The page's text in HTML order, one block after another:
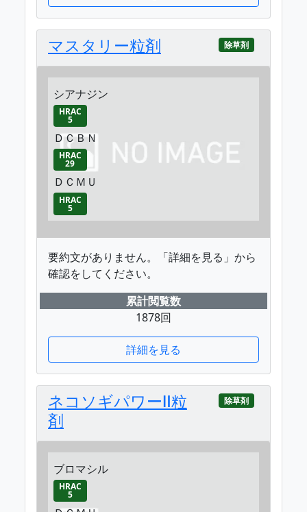
マスタリー粒剤 除草剤
シアナジン
HRAC
5
ＤＣＢＮ
HRAC
29
ＤＣＭＵ
HRAC
5
要約文がありません。「詳細を見る」から
確認をしてください。
累計閲覧数
1878回
詳細を見る
ネコソギパワーⅡ粒
剤
除草剤
ブロマシル
HRAC
5